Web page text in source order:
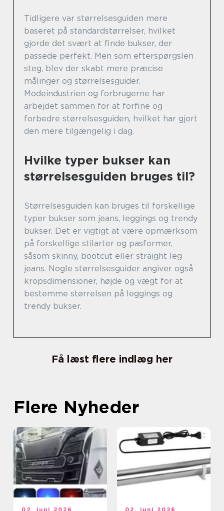
Tidligere var størrelsesguiden mere
baseret på standardstørrelser, hvilket
gjorde det svært at finde bukser, der
passede perfekt. Men som efterspørgslen
steg, blev der skabt mere præcise
målinger og størrelsesguider.
Modeindustrien og forbrugerne har
arbejdet sammen for at forfine og
forbedre størrelsesguiden, hvilket har gjort
den mere tilgængelig i dag.
Hvilke typer bukser kan
størrelsesguiden bruges til?
Størrelsesguiden kan bruges til forskellige
typer bukser som jeans, leggings og trendy
bukser. Det er vigtigt at være opmærksom
på forskellige stilarter og pasformer,
såsom skinny, bootcut eller straight leg
jeans. Nogle størrelsesguider angiver også
kropsdimensioner, højde og vægt for at
bestemme størrelsen på leggings og
trendy bukser.
Få læst flere indlæg her
Flere Nyheder
02. juni 2026 02. juni 2026